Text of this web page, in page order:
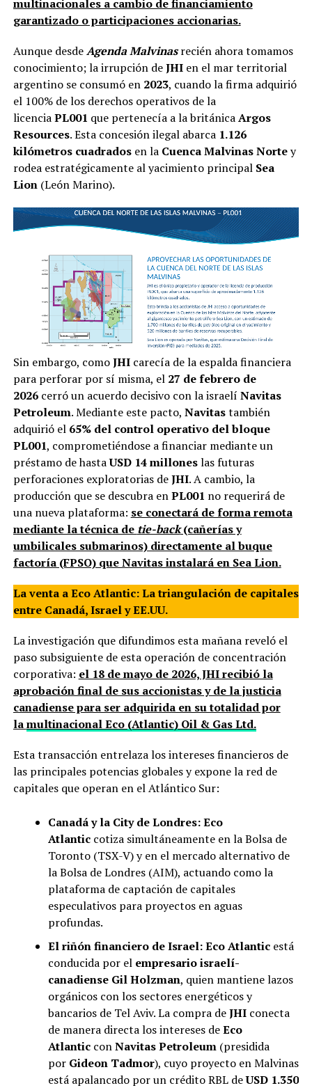
multinacionales a cambio de financiamiento
garantizado o participaciones accionarias.
Aunque desdeAgenda Malvinasrecién ahora tomamos
conocimiento; la irrupción deJHI en el mar territorial
argentino se consumó en 2023, cuando la firma adquirió
el 100% de los derechos operativos de la
licenciaPL001 que pertenecía a la británicaArgos
Resources. Esta concesión ilegal abarca 1.126
kilómetros cuadradosen la Cuenca Malvinas Nortey
rodea estratégicamente al yacimiento principal Sea
Lion(León Marino).
Sin embargo, comoJHIcarecía de la espalda financiera
para perforar por sí misma, el 27 de febrero de
2026cerró un acuerdo decisivo con la israelí Navitas
Petroleum. Mediante este pacto, Navitastambién
adquirió el 65% del control operativo del bloque
PL001, comprometiéndose a financiar mediante un
préstamo de hastaUSD 14 milloneslas futuras
perforaciones exploratorias deJHI. A cambio, la
producción que se descubra enPL001 no requerirá de
una nueva plataforma: se conectará de forma remota
mediante la técnica de tie-back(cañerías y
umbilicales submarinos) directamente al buque
factoría (FPSO) que Navitas instalará en Sea Lion.
La venta a Eco Atlantic: La triangulación de capitales
entre Canadá, Israel y EE.UU.
La investigación que difundimos esta mañana reveló el
paso subsiguiente de esta operación de concentración
corporativa: el 18 de mayo de 2026, JHI recibió la
aprobación final de sus accionistas y de la justicia
canadiense para ser adquirida en su totalidad por
lamultinacional Eco (Atlantic) Oil & Gas Ltd.
Esta transacción entrelaza los intereses financieros de
las principales potencias globales y expone la red de
capitales que operan en el Atlántico Sur:
Canadá y la City de Londres:Eco
Atlanticcotiza simultáneamente en la Bolsa de
Toronto (TSX-V) y en el mercado alternativo de
la Bolsa de Londres (AIM), actuando como la
plataforma de captación de capitales
especulativos para proyectos en aguas
profundas.
El riñón financiero de Israel:Eco Atlanticestá
conducida por el empresario israelí-
canadiense Gil Holzman, quien mantiene lazos
orgánicos con los sectores energéticos y
bancarios de Tel Aviv. La compra deJHIconecta
de manera directa los intereses deEco
AtlanticconNavitas Petroleum(presidida
por Gideon Tadmor), cuyo proyecto en Malvinas
está apalancado por un crédito RBL deUSD 1.350